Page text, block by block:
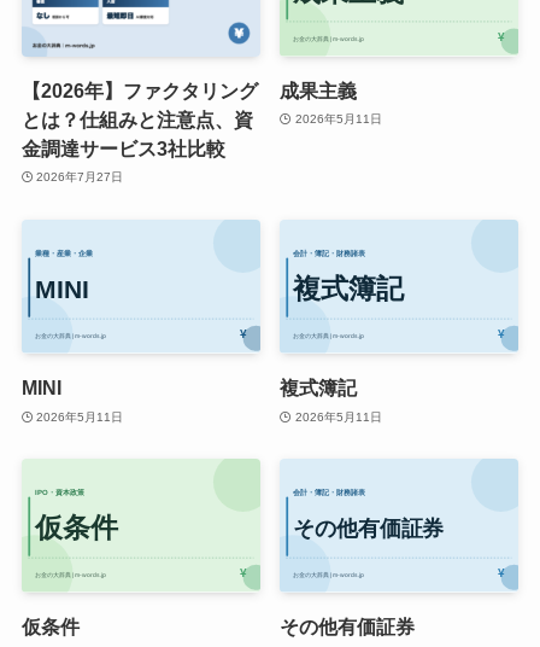
【2026年】ファクタリング
とは？仕組みと注意点、資
金調達サービス3社比較
2026年7月27日
成果主義
2026年5月11日
MINI
2026年5月11日
複式簿記
2026年5月11日
仮条件 その他有価証券